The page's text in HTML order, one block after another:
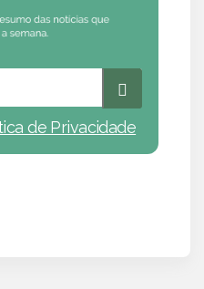
de Privacidade